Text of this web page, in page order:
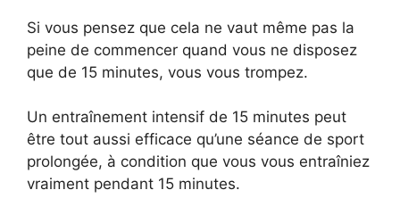
Si vous pensez que cela ne vaut même pas la
peine de commencer quand vous ne disposez
que de 15 minutes, vous vous trompez.
Un entraînement intensif de 15 minutes peut
être tout aussi efficace qu’une séance de sport
prolongée, à condition que vous vous entraîniez
vraiment pendant 15 minutes.